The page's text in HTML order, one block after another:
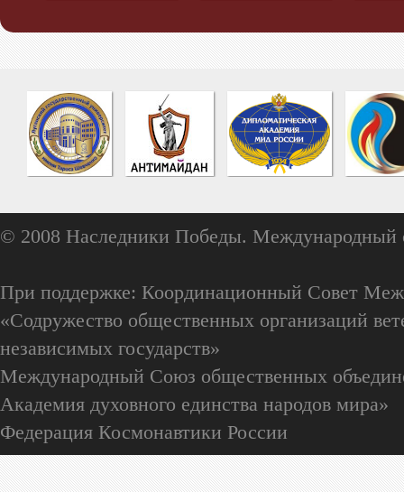
© 2008 Наследники Победы. Международный
При поддержке: Координационный Совет
«Содружество общественных организаций
независимых государств»
Международный Союз общественных
Академия духовного единства народов мира»
Федерация Космонавтики России